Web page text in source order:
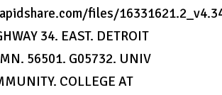
files/
34. EAST. DETROIT
56501. G05732. UNIV
COLLEGE AT